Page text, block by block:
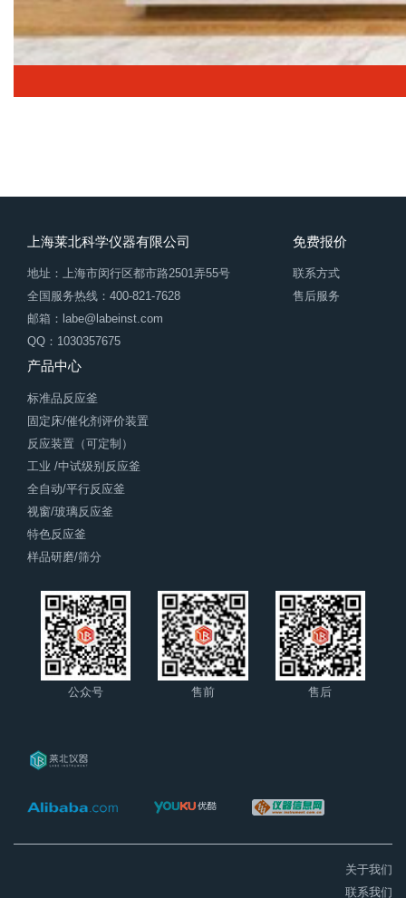
上海莱北科学仪器有限公司
地址：上海市闵行区都市路2501弄55号
全国服务热线：400-821-7628
邮箱：labe@labeinst.com
QQ：1030357675
免费报价
联系方式
售后服务
产品中心
标准品反应釜
固定床/催化剂评价装置
反应装置（可定制）
工业 /中试级别反应釜
全自动/平行反应釜
视窗/玻璃反应釜
特色反应釜
样品研磨/筛分
公众号 售前 售后
关于我们
联系我们